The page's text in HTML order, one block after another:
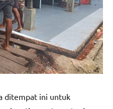
ditempat ini untuk